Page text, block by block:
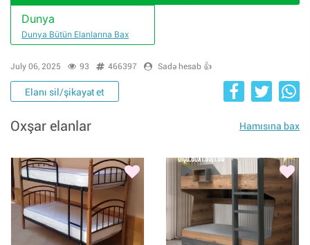
Dunya
Dunya Bütün Elanlarına Bax
July 06, 2025 93 466397 Sadə hesab 👍
Elanı sil/şikayət et
Oxşar elanlar Hamısına bax